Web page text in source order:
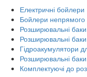
Електричні бойлери
Бойлери непрямого
Розширювальні
Розширювальні
Гідроакумулятори
Розширювальні
Комплектуючі до